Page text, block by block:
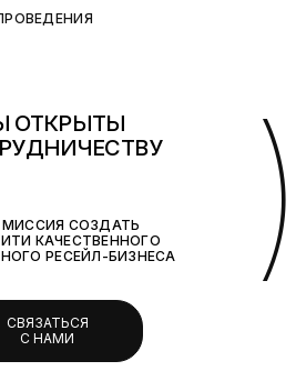
ОТКРЫТЫ
СОЗДАТЬ
КАЧЕСТВЕННОГО
РЕСЕЙЛ-БИЗНЕСА
СВЯЗАТЬСЯ
С НАМИ